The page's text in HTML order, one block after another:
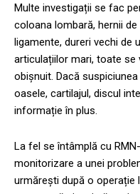
Multe investigații se fac
coloana lombară, hernii
ligamente, dureri vechi de
articulațiilor mari, toate se
obișnuit. Dacă
oasele, cartilajul, discul
informație în plus.
La fel se întâmplă cu
monitorizare a unei
urmărești după o operație